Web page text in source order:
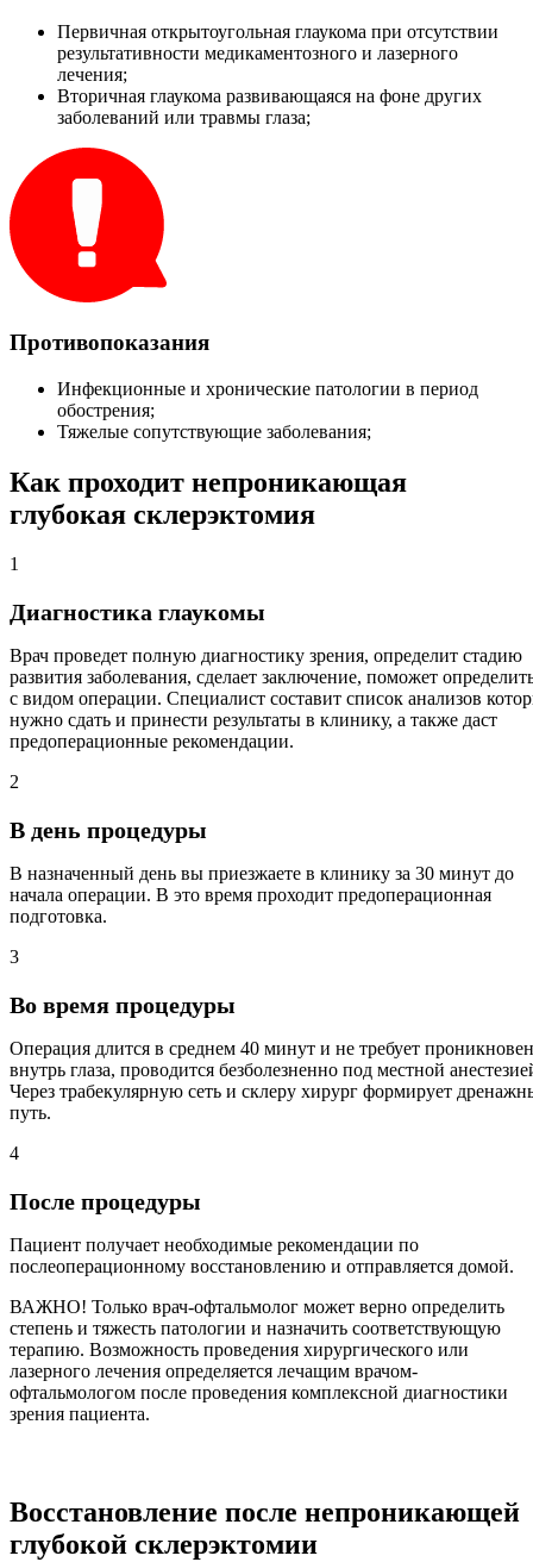
Первичная открытоугольная глаукома при отсутствии
результативности медикаментозного и лазерного
лечения;
Вторичная глаукома развивающаяся на фоне других
заболеваний или травмы глаза;
Противопоказания
Инфекционные и хронические патологии в период
обострения;
Тяжелые сопутствующие заболевания;
Как проходит непроникающая
глубокая склерэктомия
1
Диагностика глаукомы
Врач проведет полную диагностику зрения, определит стадию
развития заболевания, сделает заключение, поможет
с видом операции. Специалист составит список анализов
нужно сдать и принести результаты в клинику, а также даст
предоперационные рекомендации.
2
В день процедуры
В назначенный день вы приезжаете в клинику за 30 минут до
начала операции. В это время проходит предоперационная
подготовка.
3
Во время процедуры
Операция длится в среднем 40 минут и не требует
внутрь глаза, проводится безболезненно под местной
Через трабекулярную сеть и склеру хирург формирует
путь.
4
После процедуры
Пациент получает необходимые рекомендации по
послеоперационному восстановлению и отправляется домой.
ВАЖНО! Только врач-офтальмолог может верно определить
степень и тяжесть патологии и назначить соответствующую
терапию. Возможность проведения хирургического или
лазерного лечения определяется лечащим врачом-
офтальмологом после проведения комплексной диагностики
зрения пациента.
Восстановление после непроникающей
глубокой склерэктомии